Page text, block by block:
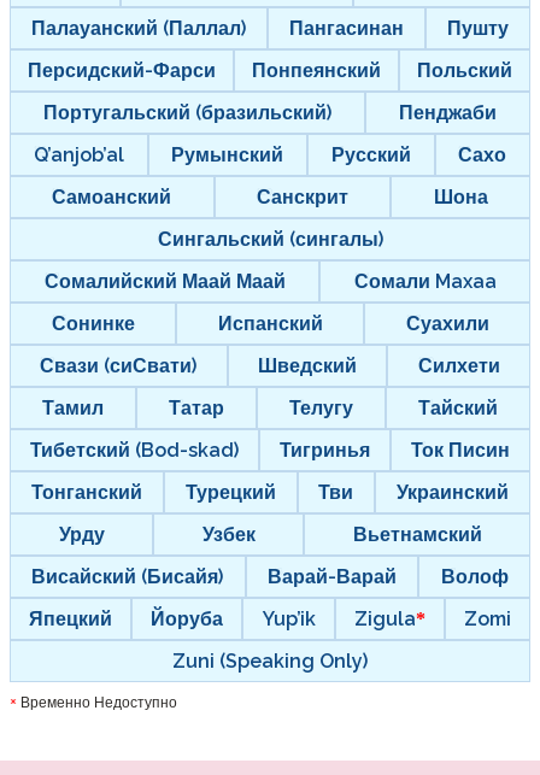
Палауанский (Паллал)
Пангасинан
Пушту
Персидский-Фарси
Понпеянский
Польский
Португальский (бразильский)
Пенджаби
Q’anjob’al
Румынский Русский
Сахо
Самоанский
Санскрит
Шона
Сингальский (сингалы)
Сомалийский Маай Маай
Сомали Maxaa
Сонинке
Испанский
Суахили
Свази (сиСвати)
Шведский
Силхети
Тамил
Татар Телугу
Тайский
Тибетский (Bod-skad)
Тигринья
Ток Писин
Тонганский
Турецкий Тви
Украинский
Урду
Узбек
Вьетнамский
Висайский (Бисайя)
Варай-Варай
Волоф
Япецкий
Йоруба Yup’ik Zigula
Zomi
Zuni (Speaking Only)
* Временно Недоступно